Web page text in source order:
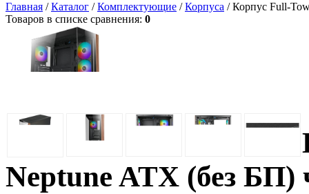
Главная /Каталог /Комплектующие /Корпуса / Корпус Full-
Товаров в списке сравнения: 0
Neptune ATX (без БП)